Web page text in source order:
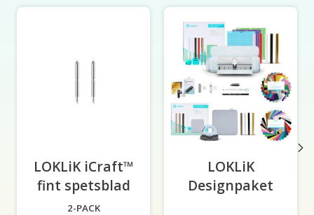
LOKLiK iCraft™
fint spetsblad
2-PACK
LOKLiK
Designpaket